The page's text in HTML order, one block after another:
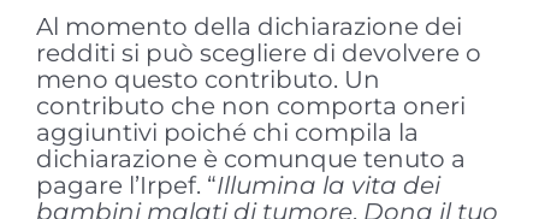
Al momento della dichiarazione dei
redditi si può scegliere di devolvere o
meno questo contributo. Un
contributo che non comporta oneri
aggiuntivi poiché chi compila la
dichiarazione è comunque tenuto a
pagare l’Irpef. “Illumina la vita dei
bambini malati di tumore. Dona il tuo